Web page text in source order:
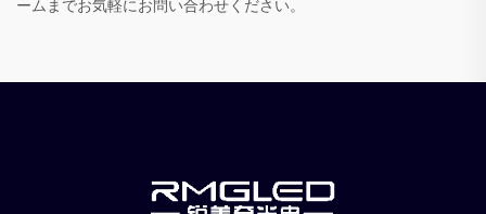
ームまでお気軽にお問い合わせください。